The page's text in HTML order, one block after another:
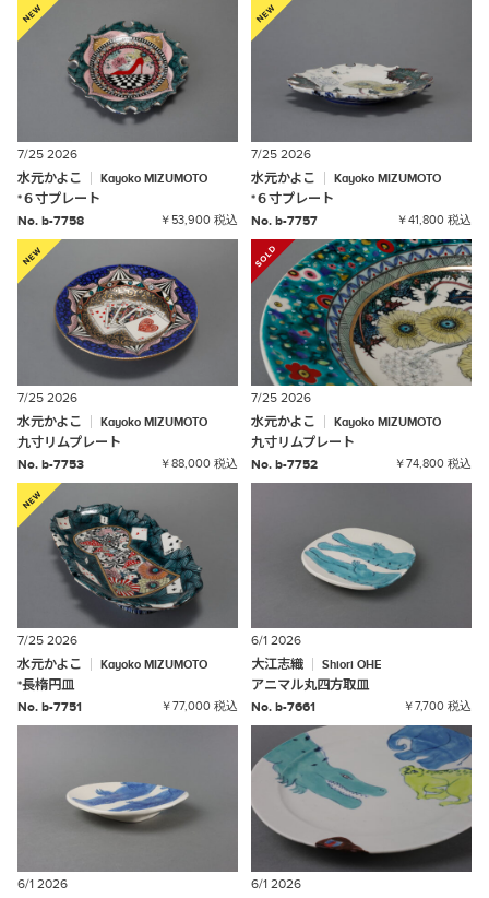
7/25 2026
水元かよこ
Kayoko MIZUMOTO
*６寸プレート
No. b-7758
￥53,900 税込
7/25 2026
水元かよこ
Kayoko MIZUMOTO
*６寸プレート
No. b-7757
￥41,800 税込
7/25 2026
水元かよこ
Kayoko MIZUMOTO
九寸リムプレート
No. b-7753
￥88,000 税込
7/25 2026
水元かよこ
Kayoko MIZUMOTO
九寸リムプレート
No. b-7752
￥74,800 税込
7/25 2026
水元かよこ
Kayoko MIZUMOTO
*長楕円皿
No. b-7751
￥77,000 税込
6/1 2026
大江志織
Shiori OHE
アニマル丸四方取皿
No. b-7661
￥7,700 税込
6/1 2026
6/1 2026